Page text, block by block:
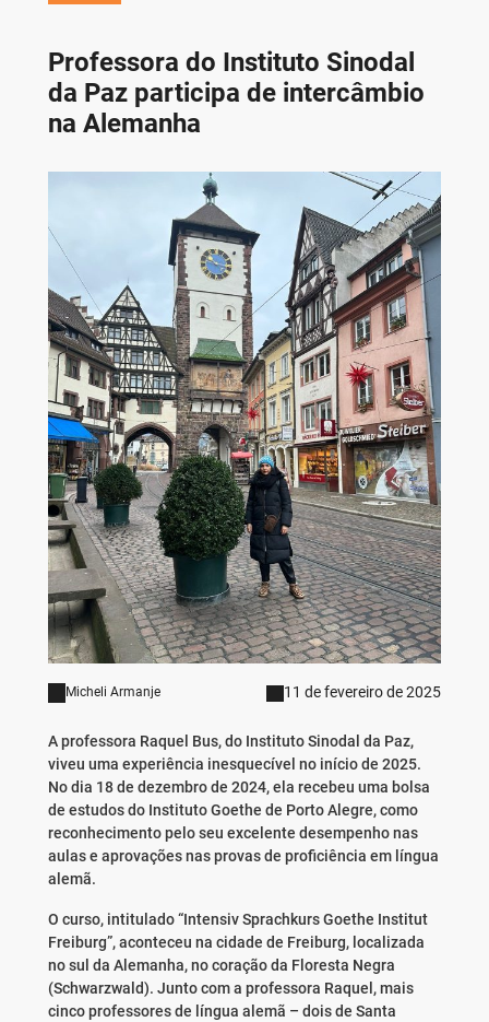
Professora do Instituto Sinodal
da Paz participa de intercâmbio
na Alemanha
Micheli Armanje 11 de fevereiro de 2025
A professora Raquel Bus, do Instituto Sinodal da Paz,
viveu uma experiência inesquecível no início de 2025.
No dia 18 de dezembro de 2024, ela recebeu uma bolsa
de estudos do Instituto Goethe de Porto Alegre, como
reconhecimento pelo seu excelente desempenho nas
aulas e aprovações nas provas de proficiência em língua
alemã.
O curso, intitulado “Intensiv Sprachkurs Goethe Institut
Freiburg”, aconteceu na cidade de Freiburg, localizada
no sul da Alemanha, no coração da Floresta Negra
(Schwarzwald). Junto com a professora Raquel, mais
cinco professores de língua alemã – dois de Santa